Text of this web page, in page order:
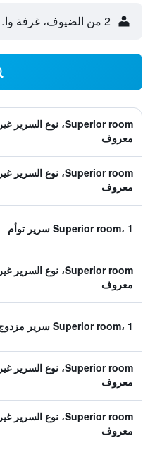
2 من الضيوف، غرفة واحدة
Superior room، نوع السرير غير
معروف
Superior room، نوع السرير غير
معروف
Superior room، 1 سرير توأم
Superior room، نوع السرير غير
معروف
Superior room، 1 سرير مزدوج
Superior room، نوع السرير غير
معروف
Superior room، نوع السرير غير
معروف